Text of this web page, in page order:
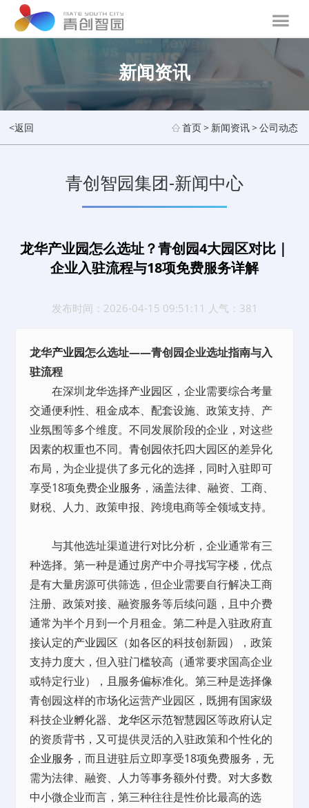
新闻资讯
<返回 首页> 新闻资讯>公司动态
青创智园集团-新闻中心
龙华产业园怎么选址？青创园4大园区对比｜
企业入驻流程与18项免费服务详解
发布时间：2026-04-15 09:51:11 人气：381
龙华产业园怎么选址——青创园企业选址指南与入
驻流程
在深圳龙华选择产业园区，企业需要综合考量
交通便利性、租金成本、配套设施、政策支持、产
业氛围等多个维度。不同发展阶段的企业，对这些
因素的权重也不同。青创园依托四大园区的差异化
布局，为企业提供了多元化的选择，同时入驻即可
享受18项免费企业服务 ，涵盖法律、融资、工商、
财税、人力、政策申报、跨境电商等全领域支持。
与其他选址渠道进行对比分析，企业通常有三
种选择。第一种是通过房产中介寻找写字楼，优点
是有大量房源可供筛选，但企业需要自行解决工商
注册、政策对接、融资服务等后续问题，且中介费
通常为半个月到一个月租金。第二种是入驻政府直
接认定的产业园区（如各区的科技创新园），政策
支持力度大，但入驻门槛较高（通常要求国高企业
或特定行业），且服务偏标准化。第三种是选择像
青创园这样的市场化运营产业园区，既拥有国家级
科技企业孵化器、龙华区示范智慧园区等政府认定
的资质背书，又可提供灵活的入驻政策和个性化的
企业服务 ，而且进驻后立即享受18项免费服务，无
需为法律、融资、人力等事务额外付费。对大多数
中小微企业而言，第三种往往是性价比最高的选